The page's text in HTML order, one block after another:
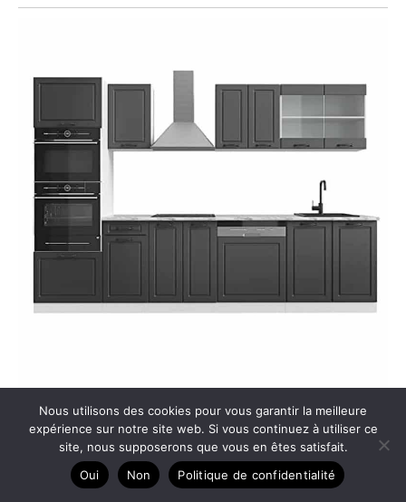
Test : cuisine Vicco R-Line 300 cm marbre et armoire
haute
Nous utilisons des cookies pour vous garantir la meilleure
expérience sur notre site web. Si vous continuez à utiliser ce
site, nous supposerons que vous en êtes satisfait.
Oui
Non Politique de confidentialité